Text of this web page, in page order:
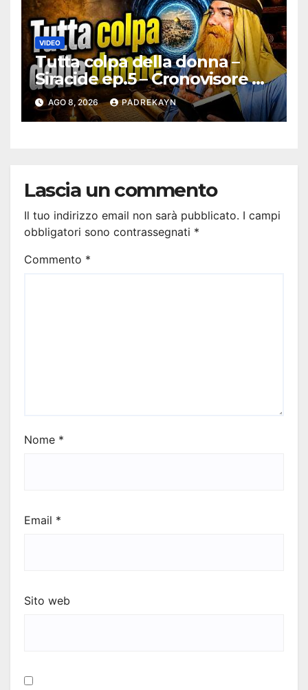
VIDEO
Tutta colpa della donna –
Siracide ep.5 – Cronovisore e
Bibbia
AGO 8, 2026 PADREKAYN
Lascia un commento
Il tuo indirizzo email non sarà pubblicato. I campi
obbligatori sono contrassegnati *
Commento *
Nome *
Email *
Sito web